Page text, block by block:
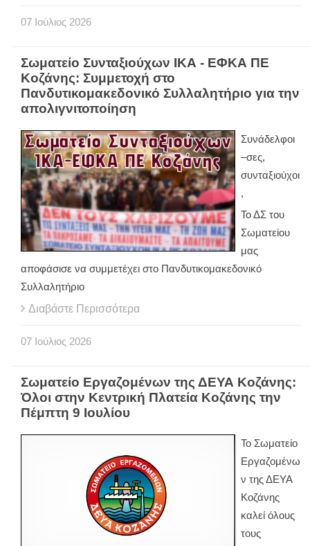
07 Ιούλιος 2026
Σωματείο Συνταξιούχων ΙΚΑ - ΕΦΚΑ ΠΕ
Κοζάνης: Συμμετοχή στο
Πανδυτικομακεδονικό Συλλαλητήριο για την
απολιγνιτοποίηση
Συνάδελφοι
–σες,
συνταξιούχοι
,
Το ΔΣ του
Σωματείου
μας
αποφάσισε να συμμετέχει στο Πανδυτικομακεδονικό
Συλλαλητήριο
Διαβάστε Περισσότερα
07 Ιούλιος 2026
Σωματείο Εργαζομένων της ΔΕΥΑ Κοζάνης:
Όλοι στην Κεντρική Πλατεία Κοζάνης την
Πέμπτη 9 Ιουλίου
Το Σωματείο
Εργαζομένω
ν της ΔΕΥΑ
Κοζάνης
καλεί όλους
τους